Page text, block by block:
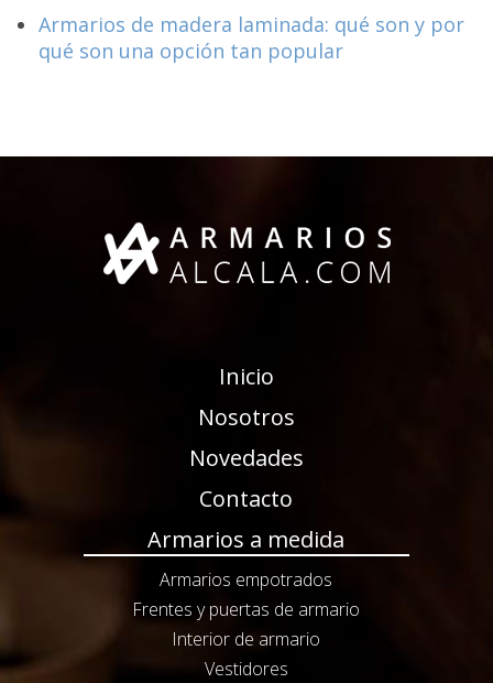
Armarios de madera laminada: qué son y por
qué son una opción tan popular
Inicio
Nosotros
Novedades
Contacto
Armarios a medida
Armarios empotrados
Frentes y puertas de armario
Interior de armario
Vestidores